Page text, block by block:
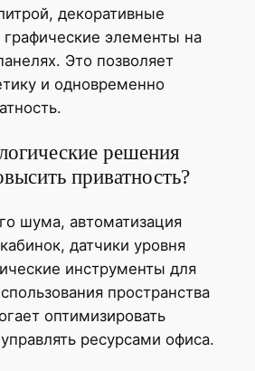
декоративные
графические элементы на
Это позволяет
и одновременно
решения
приватность?
шума, автоматизация
датчики уровня
инструменты для
пространства
оптимизировать
ресурсами офиса.